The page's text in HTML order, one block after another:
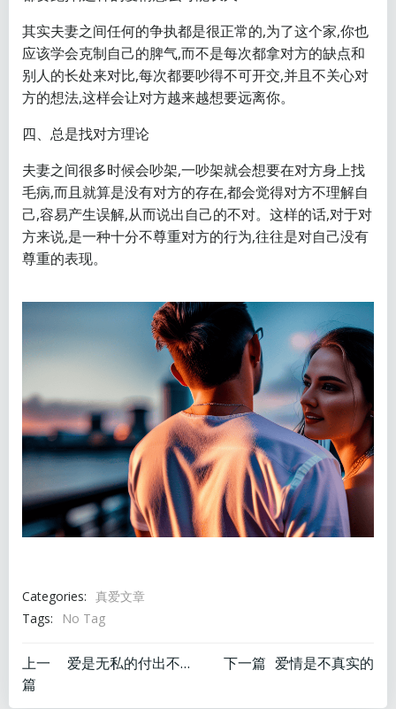
其实夫妻之间任何的争执都是很正常的,为了这个家,你也
应该学会克制自己的脾气,而不是每次都拿对方的缺点和
别人的长处来对比,每次都要吵得不可开交,并且不关心对
方的想法,这样会让对方越来越想要远离你。
四、总是找对方理论
夫妻之间很多时候会吵架,一吵架就会想要在对方身上找
毛病,而且就算是没有对方的存在,都会觉得对方不理解自
己,容易产生误解,从而说出自己的不对。这样的话,对于对
方来说,是一种十分不尊重对方的行为,往往是对自己没有
尊重的表现。
Categories: 真爱文章
Tags:
No Tag
文
上一
篇
爱是无私的付出不求回报
文
下一篇 爱情是不真实的